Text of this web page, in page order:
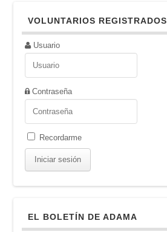
VOLUNTARIOS REGISTRADOS
Usuario
Contraseña
Recordarme
EL BOLETÍN DE ADAMA